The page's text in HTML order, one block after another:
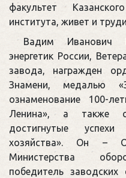
факультет
института, живет и
Вадим Иванович
энергетик России,
завода, награжден
Знамени, медалью
ознаменование 100-
Ленина», а также
достигнутые
хозяйства». Он –
Министерства
победитель заводских